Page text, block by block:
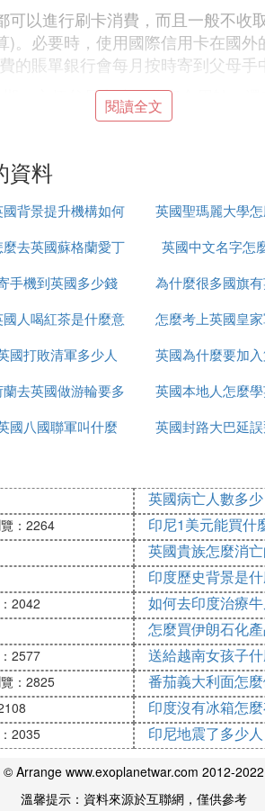
以進行刷卡消費，而且一般不
。必要時，使用國際信用卡在國
賬單銀行會每月按時寄到父母手
，方便父母和孩子的資金周轉。
行分別的設定。
額小，相對費用就高。大家自行
捷的跨國匯款服務，如與農行、
行手續費和電報費，只按照相應的
伴)填寫匯單
點取款
寬額度，農行最高發匯額為9000
於沒有指定的付款地點和銀行，
或直接使用，是常用的支付憑證
的購買和使用，手續費低廉，在
、VISA以及通濟隆、
建行，光大，中信，交通，建議
進行小金額(等值5000美元以下)
明
閱讀全文
資料
國背景提升機構如何
辦理
英國聖瑪麗大學
麼去英國蘇格蘭愛丁
堡
英國中文名字怎
手機到英國多少錢 為什麼很多國旗
國人喝紅茶是什麼意
思
怎麼考上英國皇
國打敗清軍多少人
英國為什麼要加
次世界大戰
蘭去英國做游輪要多
久
英國本地人怎麼
國八國聯軍叫什麼
英國封路大巴延
英國病亡人數多少
：2264 印尼1美元能買什
英國貴族怎麼消
印度歷史背景是
2042 如何去印度治療
怎麼買伊朗石化
2577 送給越南女孩子
：2825 番茄義大利面怎
印度沒有冰箱怎
2035 印尼地震了多少人
© Arrange www.exoplanetwar.com 2012-2022
溫馨提示：資料來源於互聯網，僅供參考